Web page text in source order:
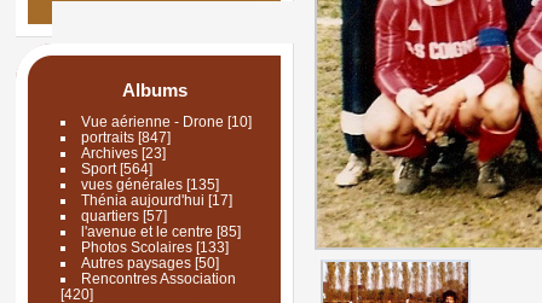
Albums
Vue aérienne - Drone [10]
portraits[847]
Archives [23]
Sport[564]
vues générales[135]
Thénia aujourd'hui [17]
quartiers[57]
l'avenue et le centre [85]
Photos Scolaires[133]
Autres paysages[50]
Rencontres Association
[420]